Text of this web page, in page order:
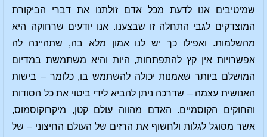
שמיטיבים אנו לדעת מכל אדם זולתנו את דברי הביקורת
המוצדקים לגבי התחלה זו שבצענו. אנו יודעים שרחוקה היא
מהשלמות. ואפילו כך יש לנו אמון מלא בה, שתהיינה לה
אפשרויות אין קץ להתפתחות, היות והיא משתמשת במדיום
המושלם ביותר שאמנות יכולה להשתמש בו, כלומר – בישות
האנושית עצמה – שדרכה ניתן להביא לידי ביטוי את כל הסודות
והחוקים הקוסמיים. האדם מהווה עולם קטן, מיקרוקוסמוס,
אשר מסוגל לגלות ולחשוף את הרזים של העולם החיצוני – של